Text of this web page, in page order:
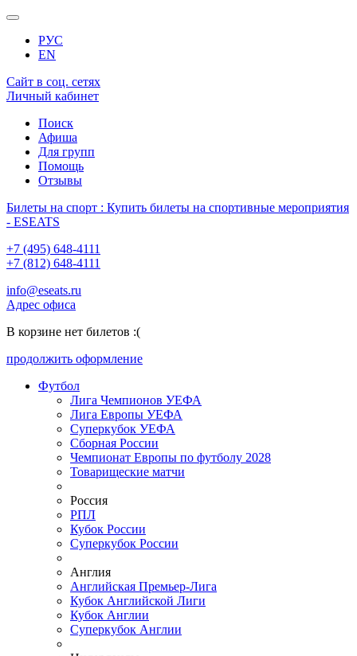
РУС
EN
Сайт в соц. сетях
Личный кабинет
Поиск
Афиша
Для групп
Помощь
Отзывы
Билеты на спорт : Купить билеты на спортивные мероприятия
- ESEATS
+7 (495) 648-4111
+7 (812) 648-4111
info@eseats.ru
Адрес офиса
В корзине нет билетов :(
продолжить оформление
Футбол
Лига Чемпионов УЕФА
Лига Европы УЕФА
Суперкубок УЕФА
Сборная России
Чемпионат Европы по футболу 2028
Товарищеские матчи
Россия
РПЛ
Кубок России
Суперкубок России
Англия
Английская Премьер-Лига
Кубок Английской Лиги
Кубок Англии
Суперкубок Англии